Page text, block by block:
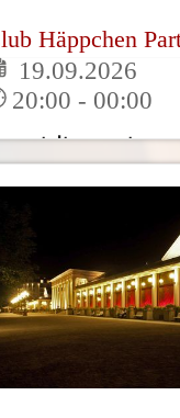
Häppchen
19.09.2026
20:00 - 00:00
bringen Sie ein
Buffet mit. Z.b.:
[...]
Mehr